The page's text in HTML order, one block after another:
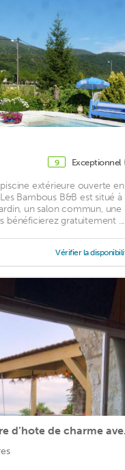
9 Exceptionnel
extérieure ouverte en
Bambous B&B est situé à
un salon commun, une
bénéficierez gratuitement ...
Vérifier la
Le